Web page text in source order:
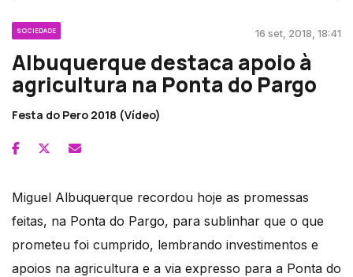
SOCIEDADE 16 set, 2018, 18:41
Albuquerque destaca apoio à
agricultura na Ponta do Pargo
Festa do Pero 2018 (Vídeo)
Miguel Albuquerque recordou hoje as promessas
feitas, na Ponta do Pargo, para sublinhar que o que
prometeu foi cumprido, lembrando investimentos e
apoios na agricultura e a via expresso para a Ponta do